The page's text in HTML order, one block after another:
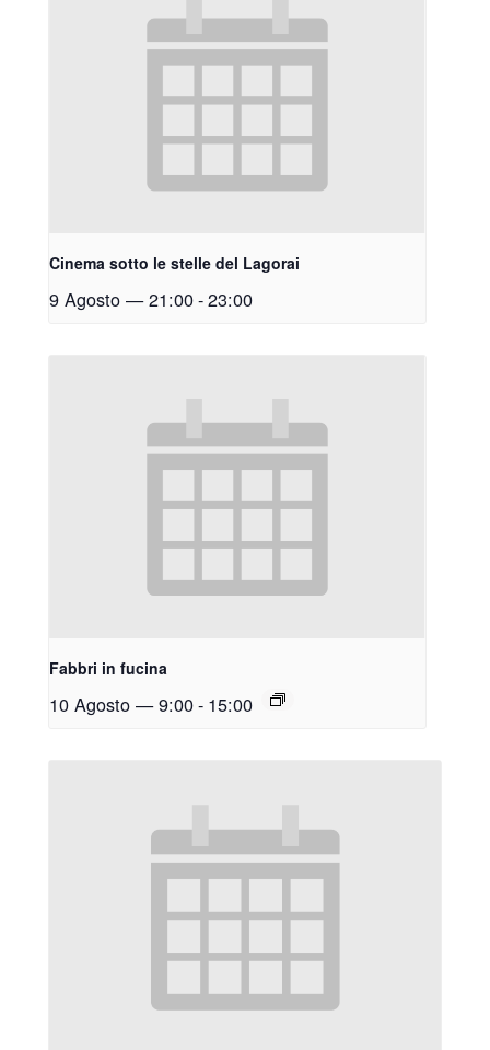
Cinema sotto le stelle del Lagorai
9 Agosto — 21:00-23:00
Fabbri in fucina
10 Agosto — 9:00- 15:00